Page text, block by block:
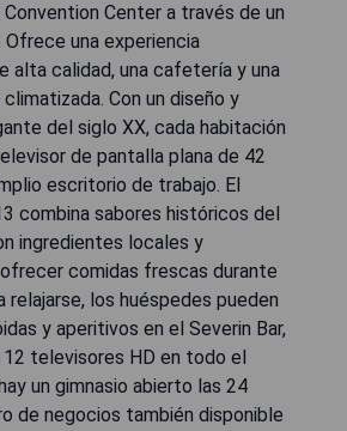
Center a través de un
una experiencia
alta calidad, una cafetería y una
Con un diseño y
del siglo XX, cada habitación
de pantalla plana de 42
escritorio de trabajo. El
combina sabores históricos del
ingredientes locales y
comidas frescas durante
relajarse, los huéspedes pueden
y aperitivos en el Severin Bar,
televisores HD en todo el
un gimnasio abierto las 24
de negocios también disponible